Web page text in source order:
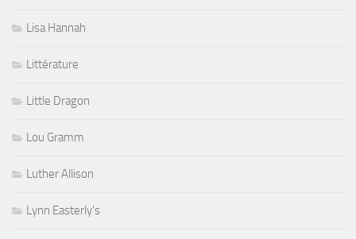
Lisa Hannah
Littérature
Little Dragon
Lou Gramm
Luther Allison
Lynn Easterly's